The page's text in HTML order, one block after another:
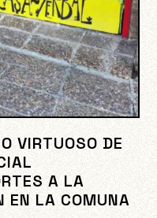
VIRTUOSO DE
A LA
EN LA COMUNA